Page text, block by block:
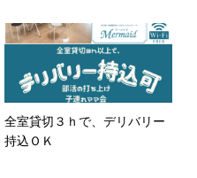
全室貸切３ｈで、デリバリー
持込ＯＫ